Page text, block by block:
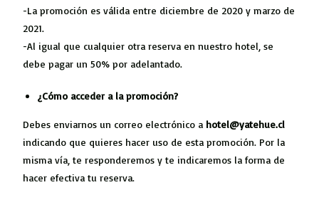
-La promoción es válida entre diciembre de 2020 y marzo de
2021.
-Al igual que cualquier otra reserva en nuestro hotel, se
debe pagar un 50% por adelantado.
¿Cómo acceder a la promoción?
Debes enviarnos un correo electrónico a hotel@yatehue.cl
indicando que quieres hacer uso de esta promoción. Por la
misma vía, te responderemos y te indicaremos la forma de
hacer efectiva tu reserva.